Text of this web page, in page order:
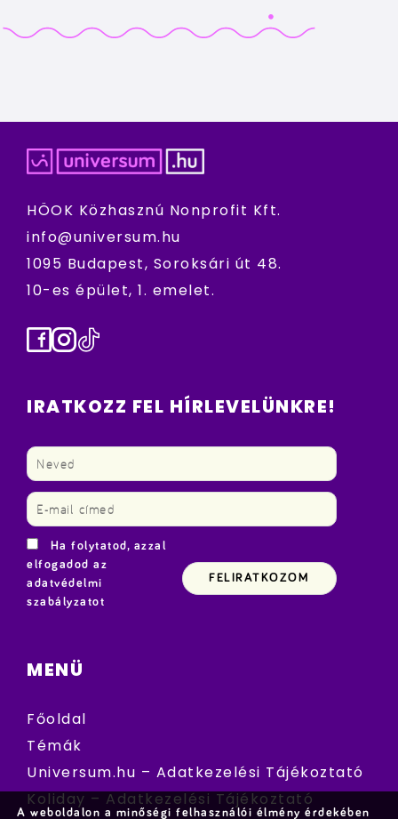
HÖOK Közhasznú Nonprofit Kft.
info@universum.hu
1095 Budapest, Soroksári út 48.
10-es épület, 1. emelet.
Facebook
Instagram
TikTok
IRATKOZZ FEL HÍRLEVELÜNKRE!
Ha folytatod, azzal
elfogadod az
adatvédelmi
szabályzatot
MENÜ
Főoldal
Témák
Universum.hu – Adatkezelési Tájékoztató
Koliday – Adatkezelési Tájékoztató
A weboldalon a minőségi felhasználói élmény érdekében